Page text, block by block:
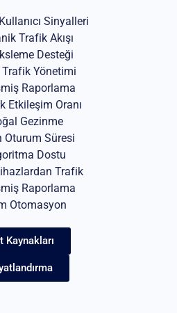
Sinyalleri
Trafik Akışı
Desteği
Trafik Yönetimi
Raporlama
Etkileşim Oranı
Gezinme
Oturum Süresi
Dostu
Trafik
Raporlama
Otomasyon
Kaynakları